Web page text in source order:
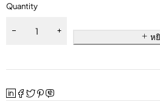
Quantity
ห